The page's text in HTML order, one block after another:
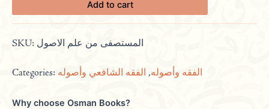
Add to cart
SKU: المستصفى من علم الاصول
Categories: الفقه وأصوله, الفقه الشافعي وأصوله
Why choose Osman Books?